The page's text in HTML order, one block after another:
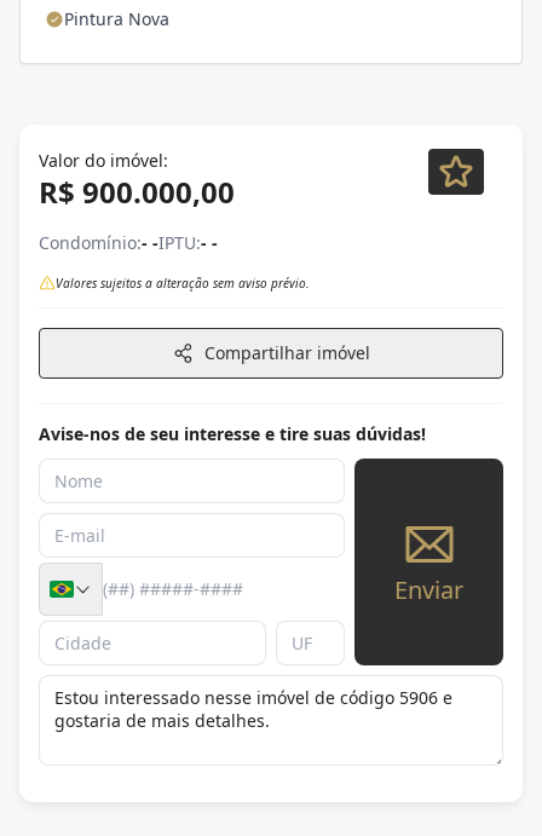
Pintura Nova
Valor do imóvel:
R$ 900.000,00
Condomínio:- -IPTU:- -
Valores sujeitos a alteração sem aviso prévio.
Compartilhar imóvel
Avise-nos de seu interesse e tire suas dúvidas!
Enviar